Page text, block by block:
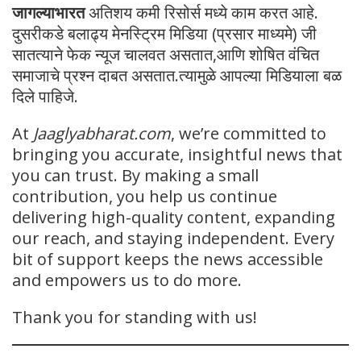
जागल्याभारतअतिशय कमी रिसोर्स मध्ये काम करत आहे.
दुसरीकडे बलाढ्य मेनस्ट्रिम मिडिया (प्रसार माध्यमे) जी
सातत्याने फेक न्यूज चालवत असतात,आणि शोषित वंचित
समाजाचे प्रश्न दाबत असतात.त्यामुळे आपल्या मिडियाला बळ
दिले पाहिजे.
At Jaaglyabharat.com, we’re committed to
bringing you accurate, insightful news that
you can trust. By making a small
contribution, you help us continue
delivering high-quality content, expanding
our reach, and staying independent. Every
bit of support keeps the news accessible
and empowers us to do more.
Thank you for standing with us!